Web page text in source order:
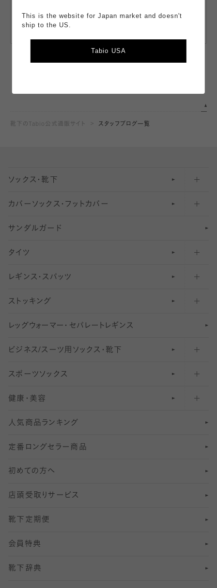
お得な情報をお届け。
詳しくみる
靴下のTabio公式通販サイト スタッフブログ一覧
ソックス・靴下
五本指ソックス・靴下
足袋ソックス・靴下
無地・プレーンソックス・靴下
柄ソックス・靴下
スニーカー（くるぶし）用ソックス
アンクル・ショートソックス（くるぶし上）
クルーソックス（ふくらはぎ下）
ハイソックス
オーバーニー・ニーハイソックス
カバーソックス・フットカバー
フットカバー・カバーソックス（深め）
フットカバー・カバーソックス（ふつう）
フットカバー・カバーソックス（浅め）
サンダルガード
タイツ
30デニール以下のタイツ（薄手タイツ）
31〜40デニールタイツ
41〜60デニールタイツ
61〜80デニールタイツ
81 〜110デニールタイツ
111〜210デニールタイツ
211デニールタイツ以上（防寒・厚手タイツ）
レギンス・スパッツ
柄レギンス
無地レギンス
レギンスパンツ（レギパン）
マタニティレギンス
5 分丈
6 分丈レギンス
7 分丈 レギンス
8分丈 レギンス
10分丈 レギンス
12分丈レギンス
13分丈レギンス
ストッキング
伝線しにくいストッキング
ショートストッキング
結婚式用ストッキング
美脚ストッキング
オールスルーストッキング
レッ グ ウォー マー ・ セパレー ト レ ギンス
ビジネス/スーツ用 ソックス・靴下
匠シリーズ
フレッシャーズ向けソックス・靴下
冠婚葬祭向けソックス・靴下
スーツカジュアルソックス・靴下
ロングホーズ
スポーツソックス
ランニングソックス・靴下
ゴルフソックス・靴下
サッカー・フットサル用ソックス
ヨガソックス・靴下
スポーツ用レッグウォーマー
SSサイズ（21～23cm）
Sサイズ（22～25cm）
Mサイズ（25～27cm）
健康・美容
インナーソックス
加圧・着圧ソックス
冷えとり靴下
着圧・加圧タイツ
むくみ対策
足の疲れ対策
足の臭い対策
人気商品ランキング
定番ロングセラー商品
初めての方へ
店頭受取りサービス
靴下定期便
会員特典
靴下辞典
This is the website for Japan market and doesn't
ship to the US.
Tabio USA